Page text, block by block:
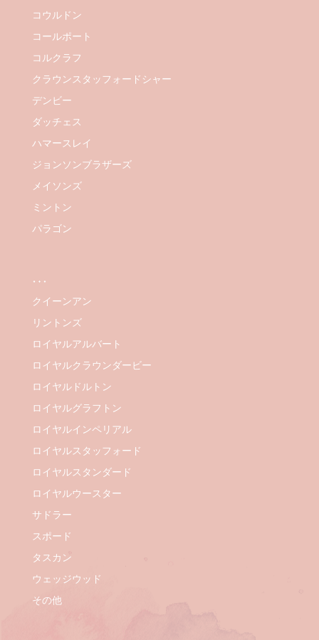
コウルドン
コールポート
コルクラフ
クラウンスタッフォードシャー
デンビー
ダッチェス
ハマースレイ
ジョンソンブラザーズ
メイソンズ
ミントン
パラゴン
…
クイーンアン
リントンズ
ロイヤルアルバート
ロイヤルクラウンダービー
ロイヤルドルトン
ロイヤルグラフトン
ロイヤルインペリアル
ロイヤルスタッフォード
ロイヤルスタンダード
ロイヤルウースター
サドラー
スポード
タスカン
ウェッジウッド
その他